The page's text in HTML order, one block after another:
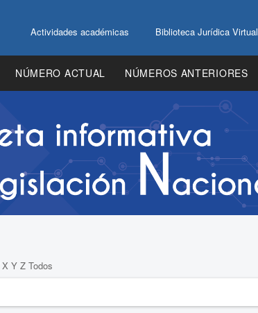
Actividades académicas Biblioteca Jurídica Virtual
NÚMERO ACTUAL NÚMEROS ANTERIORES
X Y Z Todos